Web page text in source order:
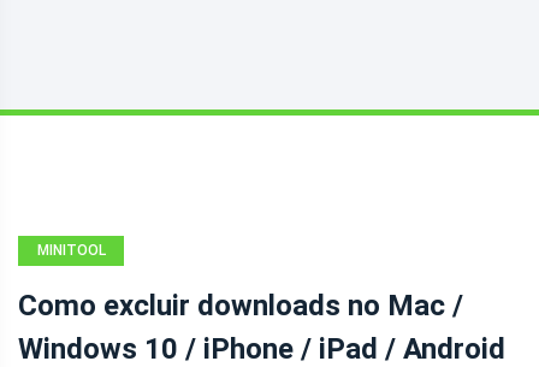
MINITOOL
Como excluir downloads no Mac /
Windows 10 / iPhone / iPad / Android